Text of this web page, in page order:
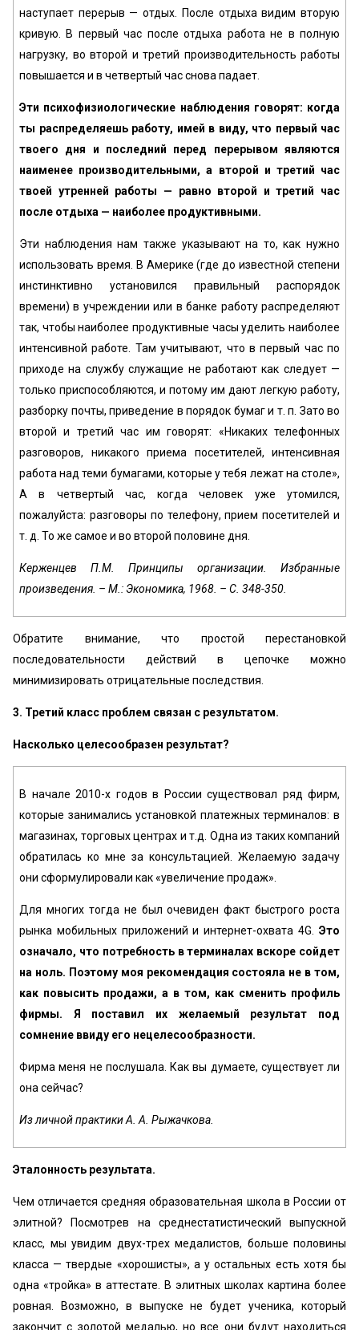
наступает перерыв — отдых. После отдыха видим вторую
кривую. В первый час после отдыха работа не в полную
нагрузку, во второй и третий производительность работы
повышается и в четвертый час снова падает.
Эти психофизиологические наблюдения говорят: когда
ты распределяешь работу, имей в виду, что первый час
твоего дня и последний перед перерывом являются
наименее производительными, а второй и третий час
твоей утренней работы — равно второй и третий час
после отдыха — наиболее продуктивными.
Эти наблюдения нам также указывают на то, как нужно
использовать время. В Америке (где до известной степени
инстинктивно установился правильный распорядок
времени) в учреждении или в банке работу распределяют
так, чтобы наиболее продуктивные часы уделить наиболее
интенсивной работе. Там учитывают, что в первый час по
приходе на службу служащие не работают как следует —
только приспособляются, и потому им дают легкую работу,
разборку почты, приведение в порядок бумаг и т. п. Зато во
второй и третий час им говорят: «Никаких телефонных
разговоров, никакого приема посетителей, интенсивная
работа над теми бумагами, которые у тебя лежат на столе»,
А в четвертый час, когда человек уже утомился,
пожалуйста: разговоры по телефону, прием посетителей и
т. д. То же самое и во второй половине дня.
Керженцев П.М. Принципы организации. Избранные
произведения. – М.: Экономика, 1968. – С. 348-350.
Обратите внимание, что простой перестановкой
последовательности действий в цепочке можно
минимизировать отрицательные последствия.
3. Третий класс проблем связан с результатом.
Насколько целесообразен результат?
В начале 2010-х годов в России существовал ряд фирм,
которые занимались установкой платежных терминалов: в
магазинах, торговых центрах и т.д. Одна из таких компаний
обратилась ко мне за консультацией. Желаемую задачу
они сформулировали как «увеличение продаж».
Для многих тогда не был очевиден факт быстрого роста
рынка мобильных приложений и интернет-охвата 4G. Это
означало, что потребность в терминалах вскоре сойдет
на ноль. Поэтому моя рекомендация состояла не в том,
как повысить продажи, а в том, как сменить профиль
фирмы. Я поставил их желаемый результат под
сомнение ввиду его нецелесообразности.
Фирма меня не послушала. Как вы думаете, существует ли
она сейчас?
Из личной практики А. А. Рыжачкова.
Эталонность результата.
Чем отличается средняя образовательная школа в России от
элитной? Посмотрев на среднестатистический выпускной
класс, мы увидим двух-трех медалистов, больше половины
класса — твердые «хорошисты», а у остальных есть хотя бы
одна «тройка» в аттестате. В элитных школах картина более
ровная. Возможно, в выпуске не будет ученика, который
закончит с золотой медалью, но все они будут находиться